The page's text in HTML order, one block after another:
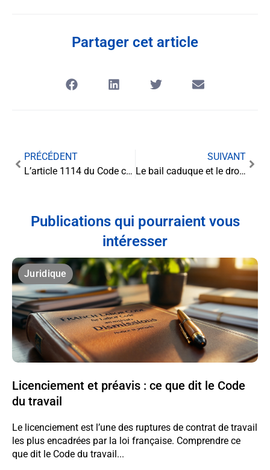
Partager cet article
PRÉCÉDENT
L’article 1114 du Code civil : une étude pour les avocats en droit de la responsabilité civile
SUIVANT
Le bail caduque et le droit à la clause de loyer variable
Publications qui pourraient vous
intéresser
Juridique
Licenciement et préavis : ce que dit le Code
du travail
Le licenciement est l’une des ruptures de contrat de travail
les plus encadrées par la loi française. Comprendre ce
que dit le Code du travail...